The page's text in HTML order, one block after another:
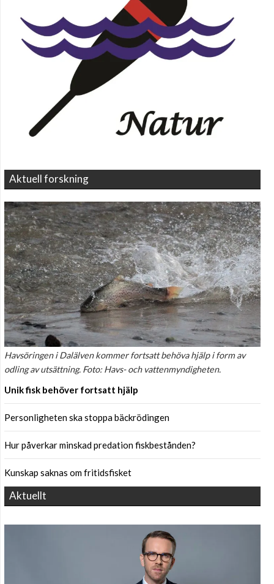
Aktuell forskning
Havsöringen i Dalälven kommer fortsatt behöva hjälp i form av
odling av utsättning. Foto: Havs- och vattenmyndigheten.
Unik fisk behöver fortsatt hjälp
Personligheten ska stoppa bäckrödingen
Hur påverkar minskad predation fiskbestånden?
Kunskap saknas om fritidsfisket
Aktuellt